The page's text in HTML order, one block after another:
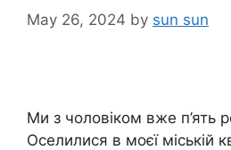
May 26, 2024 by sun sun
Ми з чоловіком вже п’ять
Оселилися в моєї міській